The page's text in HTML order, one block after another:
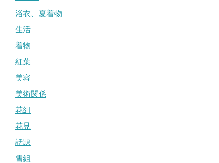
浴衣、夏着物
生活
着物
紅葉
美容
美術関係
花組
花見
話題
雪組